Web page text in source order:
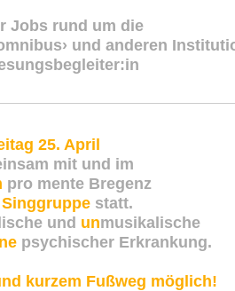
Jo bs rund um die
und anderen
25. April
mit und im
pro mente Bregenz
statt.
und unmusikalische
psychischer Erkrankung.
kurzem Fußweg möglich!